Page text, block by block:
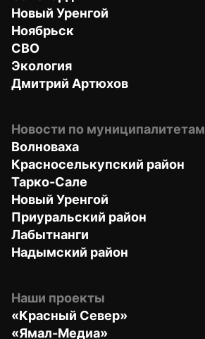
Новый Уренгой
Ноябрьск
СВО
Экология
Дмитрий Артюхов
Новости по муниципалитетам
Волноваха
Красноселькупский район
Тарко-Сале
Новый Уренгой
Приуральский район
Лабытнанги
Надымский район
Наши проекты
«Красный Север»
«Ямал-Медиа»